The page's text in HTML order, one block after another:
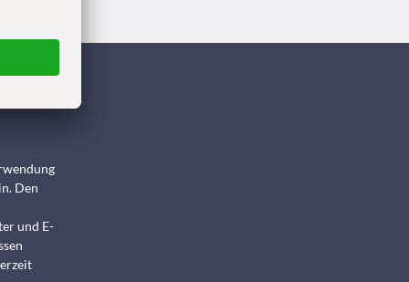
Den
und E-